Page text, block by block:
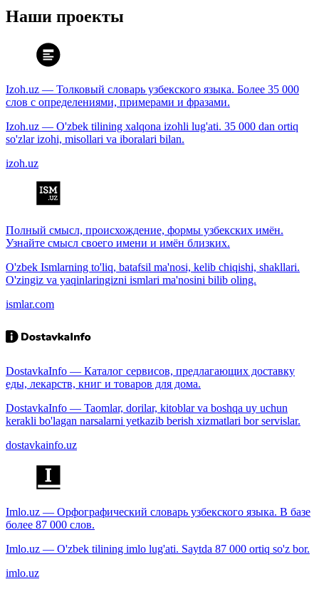
Наши проекты
Izoh.uz — Толковый словарь узбекского языка. Более 35 000
слов с определениями, примерами и фразами.
Izoh.uz — O'zbek tilining xalqona izohli lug'ati. 35 000 dan ortiq
so'zlar izohi, misollari va iboralari bilan.
izoh.uz
Полный смысл, происхождение, формы узбекских имён.
Узнайте смысл своего имени и имён близких.
O'zbek Ismlarning to'liq, batafsil ma'nosi, kelib chiqishi, shakllari.
O'zingiz va yaqinlaringizni ismlari ma'nosini bilib oling.
ismlar.com
DostavkaInfo — Каталог сервисов, предлагающих доставку
еды, лекарств, книг и товаров для дома.
DostavkaInfo — Taomlar, dorilar, kitoblar va boshqa uy uchun
kerakli bo'lagan narsalarni yetkazib berish xizmatlari bor servislar.
dostavkainfo.uz
Imlo.uz — Орфографический словарь узбекского языка. В базе
более 87 000 слов.
Imlo.uz — O'zbek tilining imlo lug'ati. Saytda 87 000 ortiq so'z bor.
imlo.uz